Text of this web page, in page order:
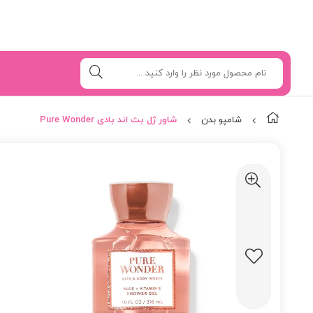
شامپو بدن شاور ژل بث اند بادی Pure Wonder